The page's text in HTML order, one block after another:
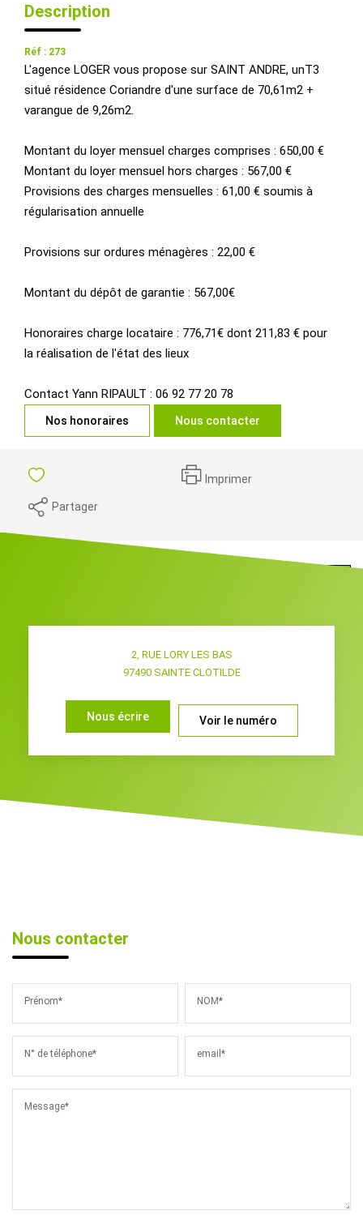
Description
Réf : 273
L'agence LOGER vous propose sur SAINT ANDRE, unT3
situé résidence Coriandre d'une surface de 70,61m2 +
varangue de 9,26m2.
Montant du loyer mensuel charges comprises : 650,00 €
Montant du loyer mensuel hors charges : 567,00 €
Provisions des charges mensuelles : 61,00 € soumis à
régularisation annuelle
Provisions sur ordures ménagères : 22,00 €
Montant du dépôt de garantie : 567,00€
Honoraires charge locataire : 776,71€ dont 211,83 € pour
la réalisation de l'état des lieux
Contact Yann RIPAULT : 06 92 77 20 78
Nos honoraires Nous contacter
Imprimer
Partager
2, RUE LORY LES BAS
97490 SAINTE CLOTILDE
Nous écrire Voir le numéro
Nous contacter
Prénom* NOM*
N° de téléphone* email*
Message*